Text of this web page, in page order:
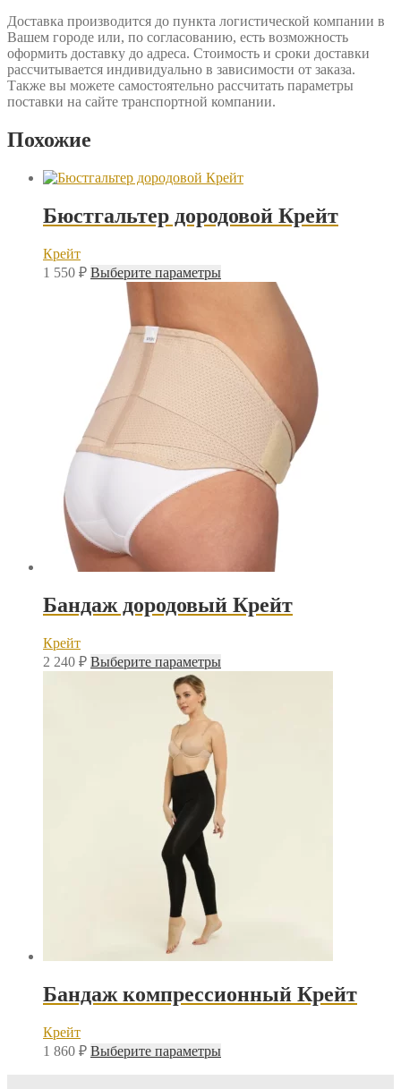
Доставка производится до пункта логистической компании в
Вашем городе или, по согласованию, есть возможность
оформить доставку до адреса. Стоимость и сроки доставки
рассчитывается индивидуально в зависимости от заказа.
Также вы можете самостоятельно рассчитать параметры
поставки на сайте транспортной компании.
Похожие
Бюстгальтер дородовой Крейт
Крейт
1 550 ₽ Выберите параметрыЭтот
товар
Опции
можно
выбрать
на
странице
товара.
Бандаж дородовый Крейт
Крейт
2 240 ₽ Выберите параметрыЭтот
товар
вариаций.
Опции
можно
выбрать
на
странице
товара.
Бандаж компрессионный Крейт
Крейт
1 860 ₽ Выберите параметрыЭтот